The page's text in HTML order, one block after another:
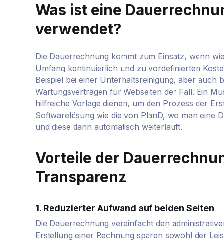
Was ist eine
verwendet?
Die Dauerrechnung kommt zum Einsatz, wenn
Umfang kontinuierlich und zu vordefinierten
Beispiel bei einer Unterhaltsreinigung, aber auch
Wartungsverträgen für Webseiten der Fall. Ein
hilfreiche Vorlage dienen, um den Prozess der
Softwarelösung wie die von PlanD, wo man eine
und diese dann automatisch weiterläuft.
Vorteile der
Transparenz
1. Reduzierter Aufwand auf beiden Seiten
Die Dauerrechnung vereinfacht den
Erstellung einer Rechnung sparen sowohl der